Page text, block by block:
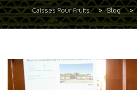
Caisses Pour Fruits > Blog >